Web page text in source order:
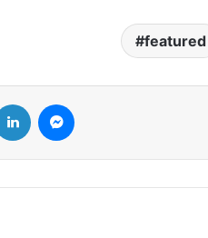
featured